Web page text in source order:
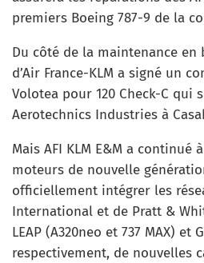
premiers Boeing 787-9 de la
Du côté de la maintenance en
d’Air France-KLM a signé un
Volotea pour 120 Check-C qui
Aerotechnics Industries à
Mais AFI KLM E&M a continué
moteurs de nouvelle
officiellement intégrer les
International et de Pratt &
LEAP (A320neo et 737 MAX) et
respectivement, de nouvelles